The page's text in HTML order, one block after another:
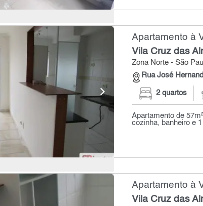
Apartamento à
Vila Cruz das
Zona Norte - São
Rua José
2 quartos
Apartamento de
cozinha, banheiro e
Apartamento à
Vila Cruz das